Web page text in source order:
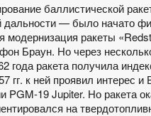
баллистической
дальности — было начато
модернизация ракеты
Браун. Но через
года ракета получила
гг. к ней проявил интерес
PGM-19 Jupiter. Но ракета
на